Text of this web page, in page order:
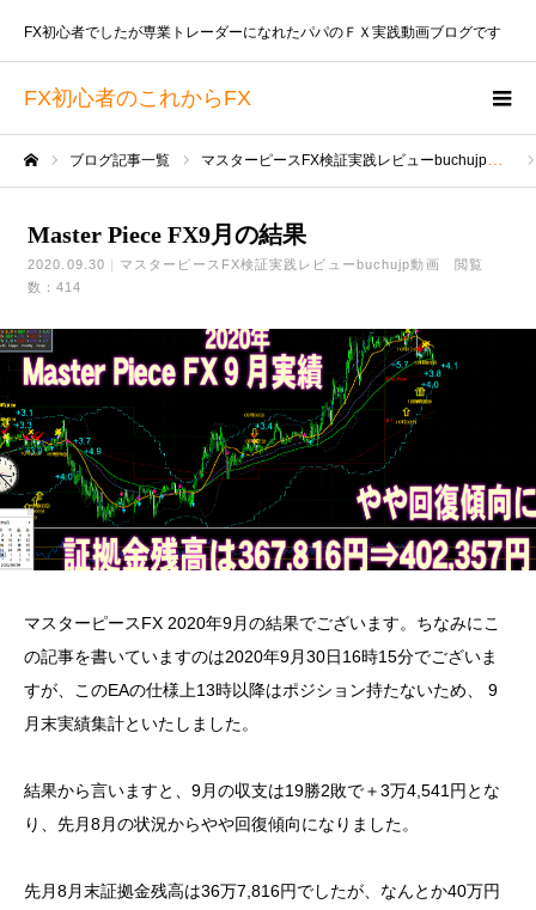
FX初心者のこれからFX
FX初心者でしたが専業トレーダーになれたパパのＦＸ実践動画ブログです
ブログ記事一覧 マスターピースFX検証実践レビューbuchujp動画
Master Piece FX9月の結果
2020.09.30 マスターピースFX検証実践レビューbuchujp動画
閲覧
数：414
マスターピースFX 2020年9月の結果でございます。ちなみにこ
の記事を書いていますのは2020年9月30日16時15分でございま
すが、このEAの仕様上13時以降はポジション持たないため、 9
月末実績集計といたしました。
結果から言いますと、9月の収支は19勝2敗で＋3万4,541円とな
り、先月8月の状況からやや回復傾向になりました。
先月8月末証拠金残高は36万7,816円でしたが、なんとか40万円